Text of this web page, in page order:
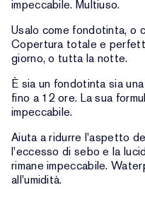
impeccabile. Multiuso.
Usalo come fondotinta, o
Copertura totale e
giorno, o tutta la notte.
È sia un fondotinta sia
fino a 12 ore. La sua
impeccabile.
Aiuta a ridurre l'aspetto
l'eccesso di sebo e la
rimane impeccabile.
all'umidità.